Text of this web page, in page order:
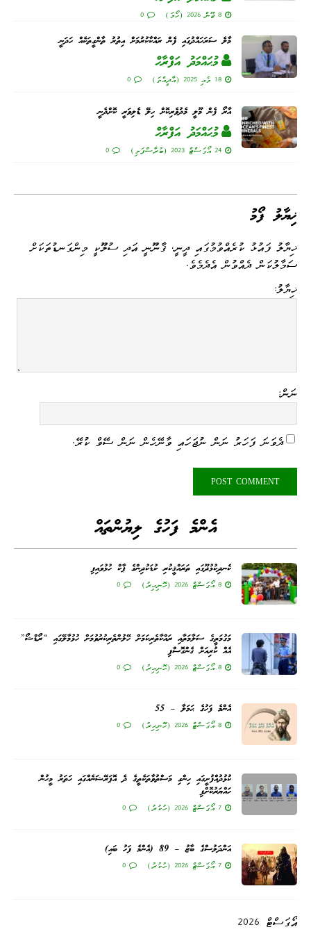
8 ޖޫން 2026 (ހޯމަ) 0
މާލެ ސަރަހައްދުގައި ފެން ރައްކާކުރުމަށް އިތުރު ތާންގީތަކެއް ހަދަނީ
މުޙައްމަދު އަފްރާޙް
18 މެއި 2025 (އާދީއްތަ) 0
އާރޯ ފެން މޫލީ މެދުވެރިކޮށް ހިލޭ ޑެލިވަރީ ކޮށްދެނީ
މުޙައްމަދު އަފްރާޙް
24 އޯގަސްޓް 2023 (ބުރާސްފަތި) 0
ޚިޔާލު ފޯމު
ޚިޔާލު ފައުޅު ކުރެއްވުމުގައި ދީނީ، ޤާނޫނީ އަދި ސުލޫކީ މިންގަނޑުތަކަށް
ސަމާލުކަން ދެއްވުން އެދެމެވެ.
ޚިޔާލު:
ނަން:
ދެވަނަ ފަހަރު ނަން ނުޖަހައި ވާނޭހެން ނަން ސޭވް ކުރޭ.
އެންމެ ފަހުގެ ލިޔުންތައް
ކެނދިކުޅުދޫގައި ތަރައްޤީކުރި ކުޑަކުދިންގެ ޕާކް ހުޅުވައިފި
8 އޯގަސްޓް 2026 (ހޮނިހިރު) 0
މަގުމަތީގެ ސަލާމަތާއި ރައްކާތެރިކަމަށް ހޭލުންތެރިކުރުވުމަށް ހުޅުމާލޭގައި “ރޯޑްޝޯ”
އެއް ކުރިއަށް ގެންގޮސްފި
8 އޯގަސްޓް 2026 (ހޮނިހިރު) 0
އެންމެ ފަހުގެ ޙަމަލާ – 55
8 އޯގަސްޓް 2026 (ހޮނިހިރު) 0
ކުޅުދުއްފުށީގައި ހިންގި މަސްތުވާތަކެތީގެ ދެ އޮޕަރޭޝަނެއްގައި ހަތަރު މީހުން
ހައްޔަރުކޮށްފި
7 އޯގަސްޓް 2026 (ހުކުރު) 0
އަންދަލުސްގެ ބާޒު – 89 (އެންމެ ފަހު ބައި)
7 އޯގަސްޓް 2026 (ހުކުރު) 0
އޯގަސްޓް 2026